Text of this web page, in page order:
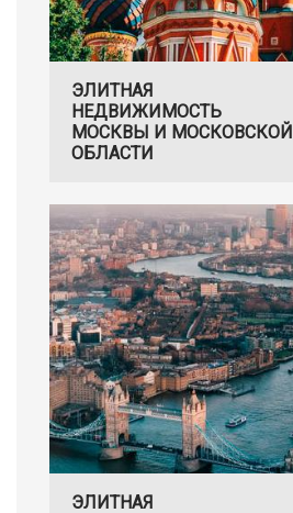
ЭЛИТНАЯ
НЕДВИЖИМОСТЬ
МОСКВЫ И МОСКОВСКОЙ
ОБЛАСТИ
ЭЛИТНАЯ